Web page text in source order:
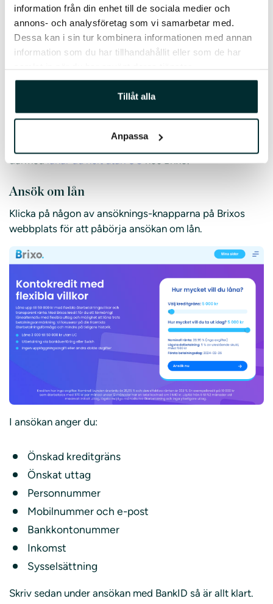
information från din enhet till de sociala medier och
annons- och analysföretag som vi samarbetar med.
Dessa kan i sin tur kombinera informationen med annan
information som du har tillhandahållit eller som de har
Tillåt alla
Anpassa
din framtida betalningsförmåga är bra
Brixo gör en sedvanlig kreditprövning för att ta reda på
din betalningsförmåga och kreditvärdighet. En
(tidigare Bisnode).
Tidigare rapporterade Brixo sina kunders
kreditengagemang till UC. Det gör dom inte längre och
därmedlånar du helt utan UChos Brixo.
Ansök om lån
Klicka på någon av ansöknings-knapparna på Brixos
webbplats för att påbörja ansökan om lån.
I ansökan anger du:
Önskad kreditgräns
Önskat uttag
Personnummer
Mobilnummer och e-post
Bankkontonummer
Inkomst
Sysselsättning
Skriv sedan under ansökan med BankID så är allt klart.